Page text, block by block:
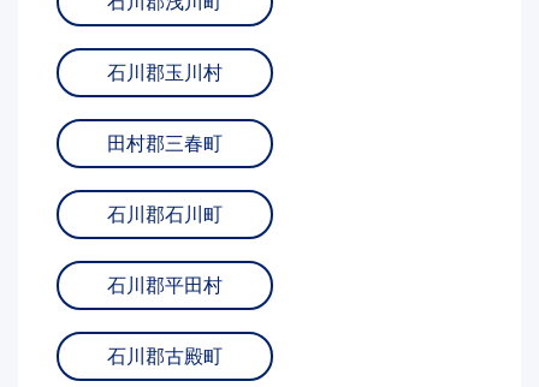
石川郡玉川村
田村郡三春町
石川郡石川町
石川郡平田村
石川郡古殿町